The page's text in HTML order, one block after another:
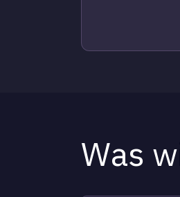
Was